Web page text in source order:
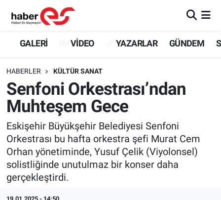
GALERİ VİDEO YAZARLAR GÜNDEM
HABERLER KÜLTÜR SANAT
Senfoni Orkestrası’ndan
Muhteşem Gece
Eskişehir Büyükşehir Belediyesi Senfoni
Orkestrası bu hafta orkestra şefi Murat Cem
Orhan yönetiminde, Yusuf Çelik (Viyolonsel)
solistliğinde unutulmaz bir konser daha
gerçekleştirdi.
GALERİ
YAZARLAR
GÜNDEM
SİYASET
TEKNOLOJİ
Eskişehir Nöbetçi Eczaneler
Eskişehir Trafik Yoğunluk Haritası
Süper Lig Puan Durumu ve Fikstür
Tüm Manşetler
Son Dakika Haberleri